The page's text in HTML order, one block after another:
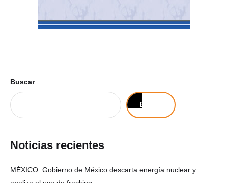
Buscar
Buscar
Noticias recientes
MÉXICO: Gobierno de México descarta energía nuclear y